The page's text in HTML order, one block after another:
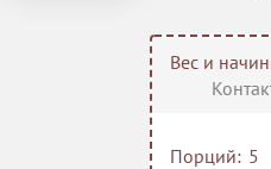
Вес и
Порций: